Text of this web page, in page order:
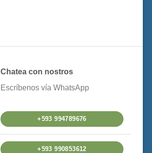
Chatea con nostros
Escríbenos vía WhatsApp
+593 994789676
+593 990853612